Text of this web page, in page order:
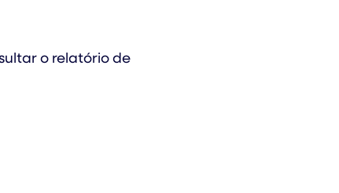
o relatório de